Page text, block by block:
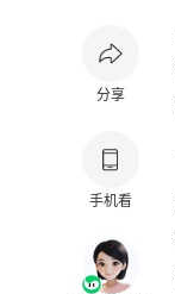
分享
手机看